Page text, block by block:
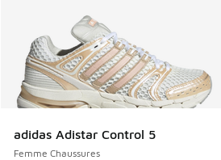
adidas Adistar Control 5
Femme Chaussures